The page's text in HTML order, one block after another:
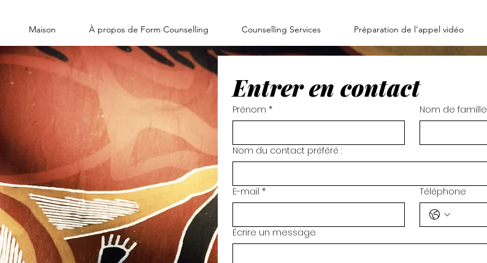
Maison À propos de Form Counselling Counselling Services Préparation de l'appel vidéo
Entrer en contact
Prénom * Nom de famille
Nom du contact préféré :
E-mail * Téléphone
Écrire un message